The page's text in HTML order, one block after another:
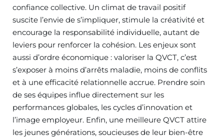
confiance collective. Un climat de travail positif
suscite l’envie de s’impliquer, stimule la créativité et
encourage la responsabilité individuelle, autant de
leviers pour renforcer la cohésion. Les enjeux sont
aussi d’ordre économique : valoriser la QVCT, c’est
s’exposer à moins d’arrêts maladie, moins de conflits
et à une efficacité relationnelle accrue. Prendre soin
de ses équipes influe directement sur les
performances globales, les cycles d’innovation et
l’image employeur. Enfin, une meilleure QVCT attire
les jeunes générations, soucieuses de leur bien-être